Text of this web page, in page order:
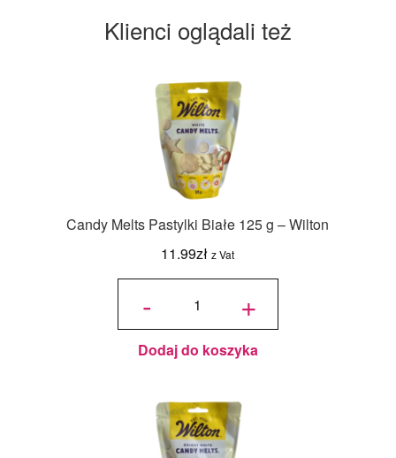
Klienci oglądali też
Candy Melts Pastylki Białe 125 g – Wilton
11.99zł z Vat
-
ilość
Pastylki
Białe
125 g -
Wilton +
Dodaj do koszyka